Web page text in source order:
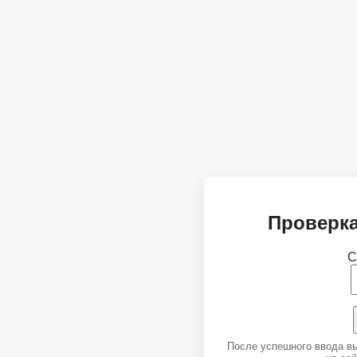
После успешного ввода